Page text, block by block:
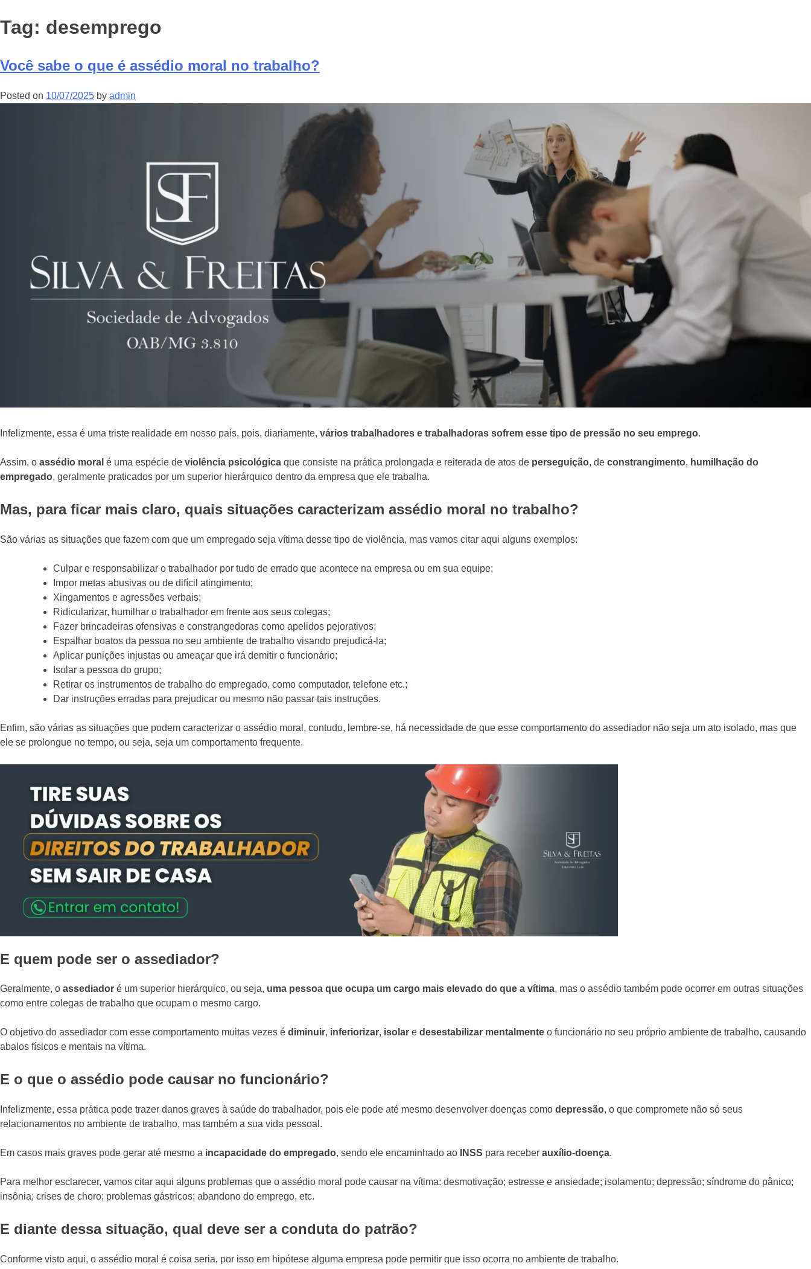
Tag: desemprego
Você sabe o que é assédio moral no trabalho?
Posted on 10/07/2025 by admin
Infelizmente, essa é uma triste realidade em nosso país, pois, diariamente, vários trabalhadores e trabalhadoras sofrem esse tipo de pressão no seu emprego.
Assim, o assédio moral é uma espécie de violência psicológica que consiste na prática prolongada e reiterada de atos de perseguição, de constrangimento, humilhação do
empregado, geralmente praticados por um superior hierárquico dentro da empresa que ele trabalha.
Mas, para ficar mais claro, quais situações caracterizam assédio moral no trabalho?
São várias as situações que fazem com que um empregado seja vítima desse tipo de violência, mas vamos citar aqui alguns exemplos:
Culpar e responsabilizar o trabalhador por tudo de errado que acontece na empresa ou em sua equipe;
Impor metas abusivas ou de difícil atingimento;
Xingamentos e agressões verbais;
Ridicularizar, humilhar o trabalhador em frente aos seus colegas;
Fazer brincadeiras ofensivas e constrangedoras como apelidos pejorativos;
Espalhar boatos da pessoa no seu ambiente de trabalho visando prejudicá-la;
Aplicar punições injustas ou ameaçar que irá demitir o funcionário;
Isolar a pessoa do grupo;
Retirar os instrumentos de trabalho do empregado, como computador, telefone etc.;
Dar instruções erradas para prejudicar ou mesmo não passar tais instruções.
Enfim, são várias as situações que podem caracterizar o assédio moral, contudo, lembre-se, há necessidade de que esse comportamento do assediador não seja um ato isolado, mas que
ele se prolongue no tempo, ou seja, seja um comportamento frequente.
E quem pode ser o assediador?
Geralmente, o assediador é um superior hierárquico, ou seja, uma pessoa que ocupa um cargo mais elevado do que a vítima, mas o assédio também pode ocorrer em outras situações
como entre colegas de trabalho que ocupam o mesmo cargo.
O objetivo do assediador com esse comportamento muitas vezes é diminuir, inferiorizar, isolar e desestabilizar mentalmente o funcionário no seu próprio ambiente de trabalho, causando
abalos físicos e mentais na vítima.
E o que o assédio pode causar no funcionário?
Infelizmente, essa prática pode trazer danos graves à saúde do trabalhador, pois ele pode até mesmo desenvolver doenças como depressão, o que compromete não só seus
relacionamentos no ambiente de trabalho, mas também a sua vida pessoal.
Em casos mais graves pode gerar até mesmo a incapacidade do empregado, sendo ele encaminhado ao INSS para receber auxílio-doença.
Para melhor esclarecer, vamos citar aqui alguns problemas que o assédio moral pode causar na vítima: desmotivação; estresse e ansiedade; isolamento; depressão; síndrome do pânico;
insônia; crises de choro; problemas gástricos; abandono do emprego, etc.
E diante dessa situação, qual deve ser a conduta do patrão?
Conforme visto aqui, o assédio moral é coisa seria, por isso em hipótese alguma empresa pode permitir que isso ocorra no ambiente de trabalho.